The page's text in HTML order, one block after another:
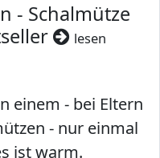
- Schalmütze
lesen
einem - bei Eltern
- nur einmal
ist warm.